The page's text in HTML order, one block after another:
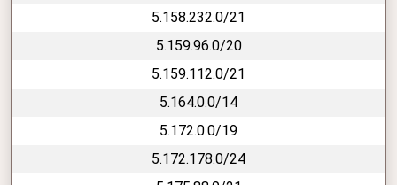
5.158.232.0/21
5.159.96.0/20
5.159.112.0/21
5.164.0.0/14
5.172.0.0/19
5.172.178.0/24